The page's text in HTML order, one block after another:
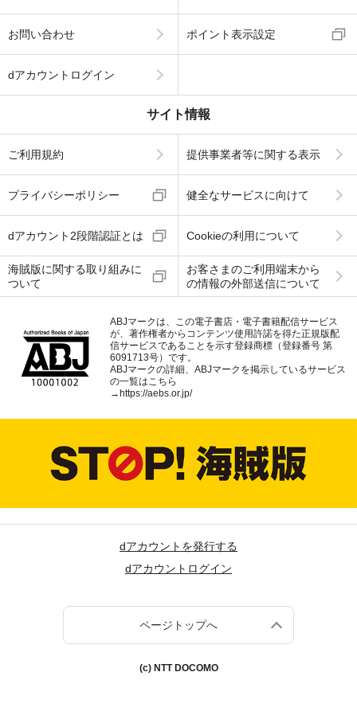
お問い合わせ ポイント表示設定
dアカウントログイン
サイト情報
ご利用規約 提供事業者等に関する表示
プライバシーポリシー 健全なサービスに向けて
dアカウント2段階認証とは Cookieの利用について
海賊版に関する取り組みに
ついて
お客さまのご利用端末から
の情報の外部送信について
ABJマークは、この電子書店・電子書籍配信サービス
が、著作権者からコンテンツ使用許諾を得た正規版配
信サービスであることを示す登録商標（登録番号 第
6091713号）です。
ABJマークの詳細、ABJマークを掲示しているサービス
の一覧はこちら
→ https://aebs.or.jp/
dアカウントを発行する
dアカウントログイン
ページトップへ
(c) NTT DOCOMO